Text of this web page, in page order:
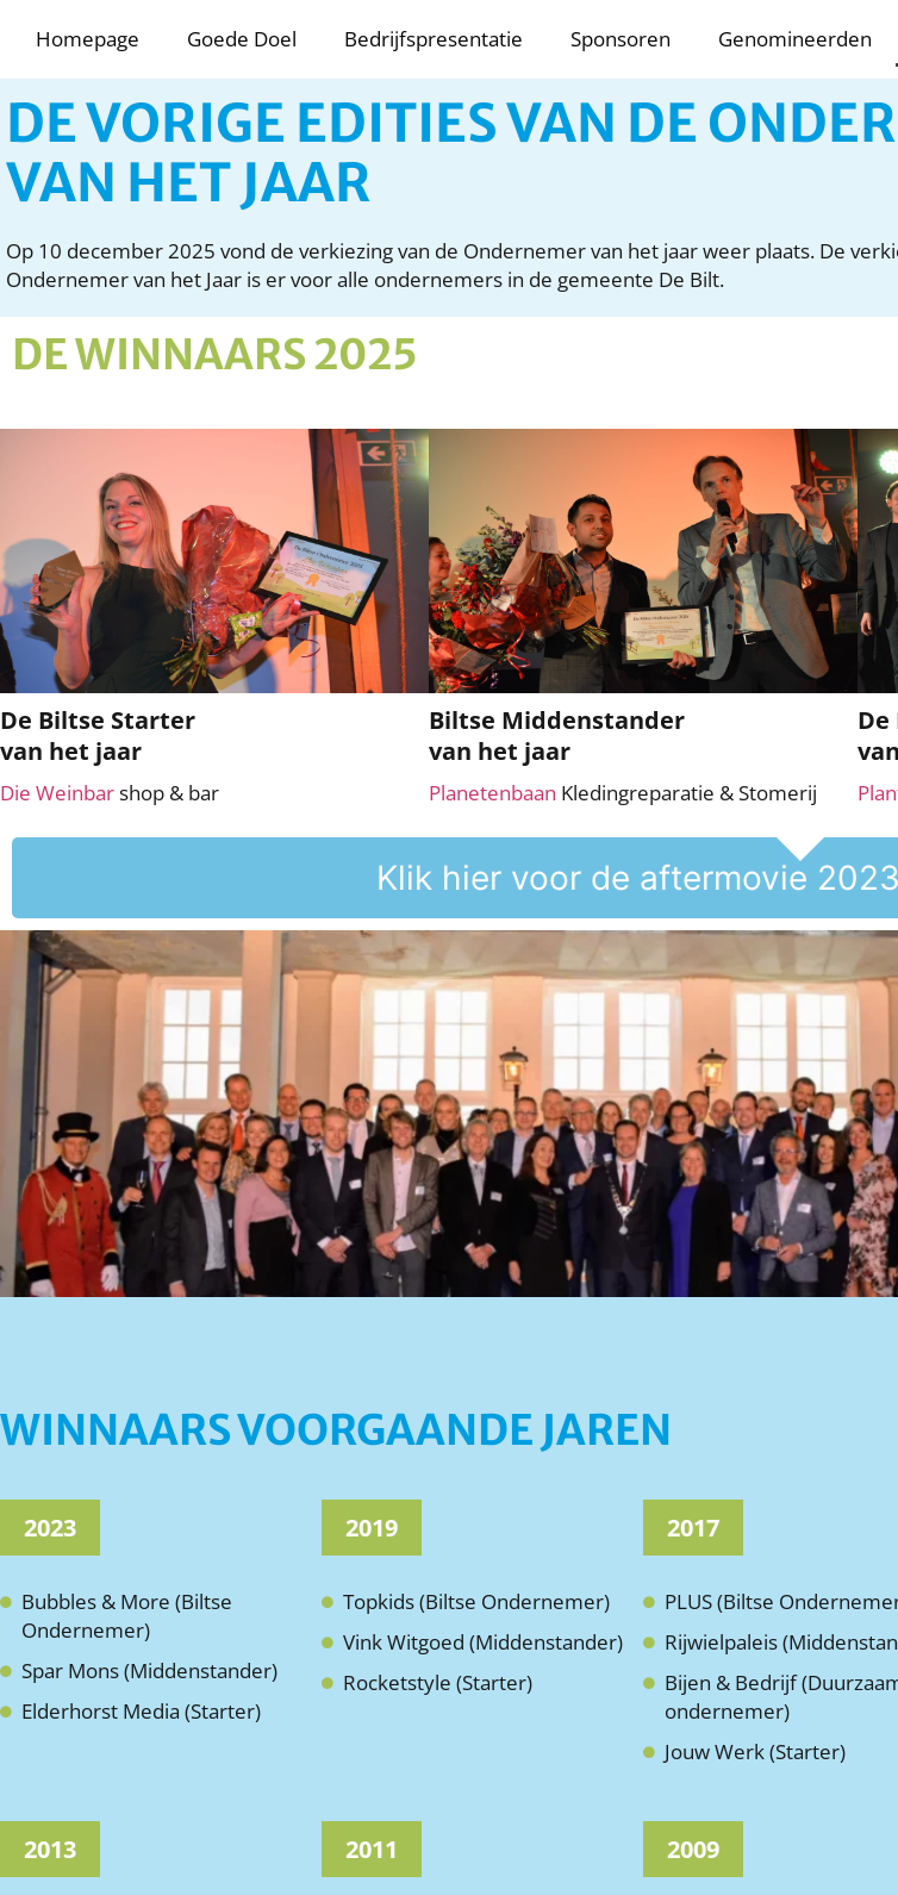
Homepage Goede Doel Bedrijfspresentatie Sponsoren Genomineerden
DE VORIGE EDITIES VAN DE
VAN HET JAAR
Op 10 december 2025 vond de verkiezing van de Ondernemer van het jaar weer plaats. De
Ondernemer van het Jaar is er voor alle ondernemers in de gemeente De Bilt.
DE WINNAARS 2025
De Biltse Starter
van het jaar
Die Weinbarshop & bar
Biltse Middenstander
van het jaar
Planetenbaan Kledingreparatie & Stomerij
Klik hier voor de aftermovie
WINNAARS VOORGAANDE JAREN
2023
Bubbles & More (Biltse
Ondernemer)
Spar Mons (Middenstander)
Elderhorst Media (Starter)
2019
Topkids (Biltse Ondernemer)
Vink Witgoed (Middenstander)
Rocketstyle (Starter)
2017
PLUS (Biltse
Rijwielpaleis
Bijen & Bedrijf
ondernemer)
Jouw Werk (Starter)
2013 2011 2009